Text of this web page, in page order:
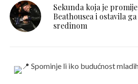
Sekunda koja je
Beathousea i ostavila
sredinom